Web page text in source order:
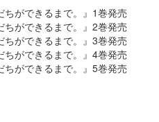
ができるまで。』1巻発売
ができるまで。』2巻発売
ができるまで。』3巻発売
ができるまで。』4巻発売
ができるまで。』5巻発売